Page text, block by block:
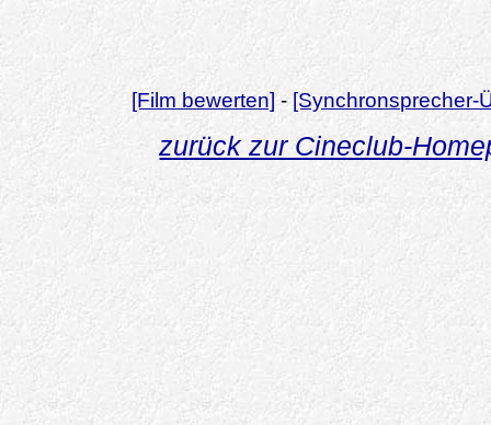
[Film bewerten] - [Synchronsprecher-
zurück zur Cineclub-